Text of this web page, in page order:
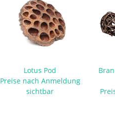
Lotus Pod
Preise nach Anmeldung
sichtbar